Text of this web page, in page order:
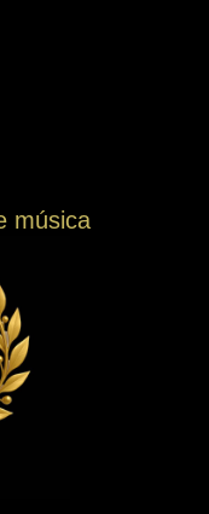
música